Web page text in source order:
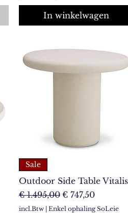
In winkelwagen
Sale
Outdoor Side Table Vitalis
Normale prijs
€ 1.495,00 Verkoopprijs
€ 747,50
incl.Btw | Enkel ophaling SoLeie